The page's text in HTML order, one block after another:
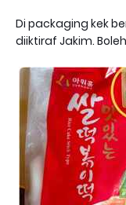
Di packaging kek
diiktiraf Jakim.